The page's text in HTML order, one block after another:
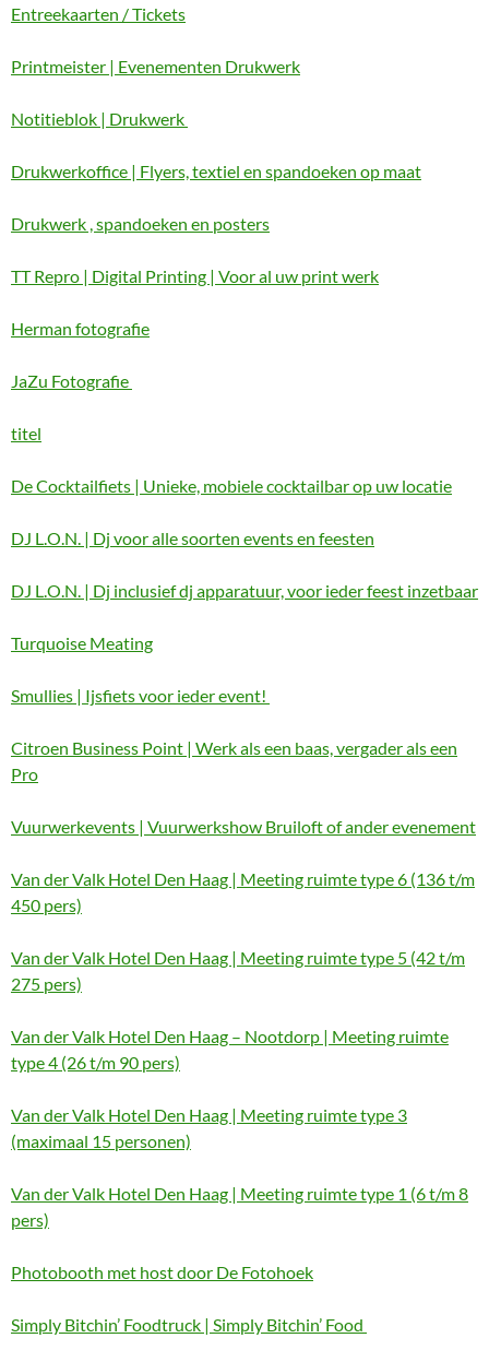
Entreekaarten / Tickets
Printmeister | Evenementen Drukwerk
Notitieblok | Drukwerk
Drukwerkoffice | Flyers, textiel en spandoeken op maat
Drukwerk , spandoeken en posters
TT Repro | Digital Printing | Voor al uw print werk
Herman fotografie
JaZu Fotografie
titel
De Cocktailfiets | Unieke, mobiele cocktailbar op uw locatie
DJ L.O.N. | Dj voor alle soorten events en feesten
DJ L.O.N. | Dj inclusief dj apparatuur, voor ieder feest inzetbaar
Turquoise Meating
Smullies | Ijsfiets voor ieder event!
Citroen Business Point | Werk als een baas, vergader als een
Pro
Vuurwerkevents | Vuurwerkshow Bruiloft of ander evenement
Van der Valk Hotel Den Haag | Meeting ruimte type 6 (136 t/m
450 pers)
Van der Valk Hotel Den Haag | Meeting ruimte type 5 (42 t/m
275 pers)
Van der Valk Hotel Den Haag – Nootdorp | Meeting ruimte
type 4 (26 t/m 90 pers)
Van der Valk Hotel Den Haag | Meeting ruimte type 3
(maximaal 15 personen)
Van der Valk Hotel Den Haag | Meeting ruimte type 1 (6 t/m 8
pers)
Photobooth met host door De Fotohoek
Simply Bitchin’ Foodtruck | Simply Bitchin’ Food